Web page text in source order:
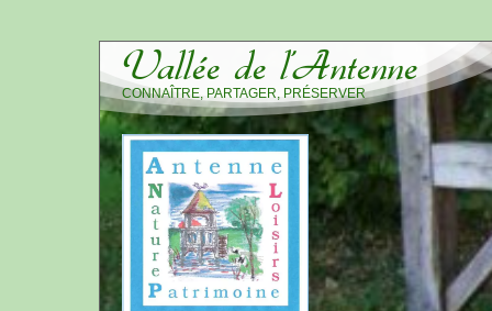
Vallée de l’Antenne
CONNAÎTRE, PARTAGER, PRÉSERVER